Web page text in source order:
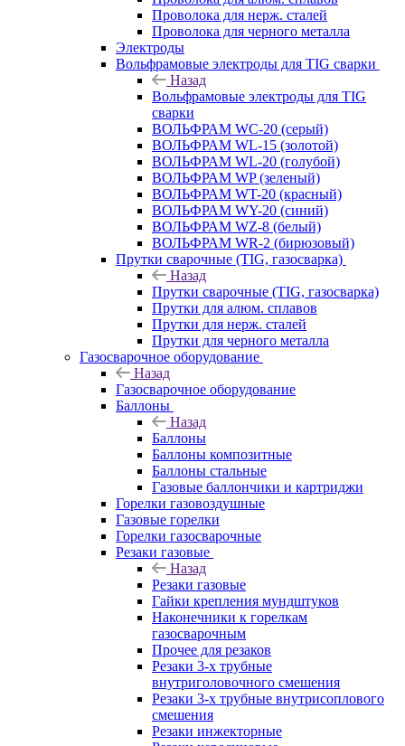
Проволока для нерж. сталей
Проволока для черного металла
Электроды
Вольфрамовые электроды для TIG сварки
Назад
Вольфрамовые электроды для TIG
сварки
ВОЛЬФРАМ WC-20 (серый)
ВОЛЬФРАМ WL-15 (золотой)
ВОЛЬФРАМ WL-20 (голубой)
ВОЛЬФРАМ WP (зеленый)
ВОЛЬФРАМ WT-20 (красный)
ВОЛЬФРАМ WY-20 (синий)
ВОЛЬФРАМ WZ-8 (белый)
ВОЛЬФРАМ WR-2 (бирюзовый)
Прутки сварочные (TIG, газосварка)
Назад
Прутки сварочные (TIG, газосварка)
Прутки для алюм. сплавов
Прутки для нерж. сталей
Прутки для черного металла
Газосварочное оборудование
Назад
Газосварочное оборудование
Баллоны
Назад
Баллоны
Баллоны композитные
Баллоны стальные
Газовые баллончики и картриджи
Горелки газовоздушные
Газовые горелки
Горелки газосварочные
Резаки газовые
Назад
Резаки газовые
Гайки крепления мундштуков
Наконечники к горелкам
газосварочным
Прочее для резаков
Резаки 3-х трубные
внутриголовочного смешения
Резаки 3-х трубные внутрисоплового
смешения
Резаки инжекторные